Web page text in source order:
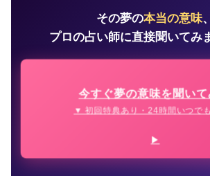
その夢の本当の意味、
プロの占い師に直接聞いてみ
今すぐ夢の意味を聞いて
▼ 初回特典あり・24時間いつで